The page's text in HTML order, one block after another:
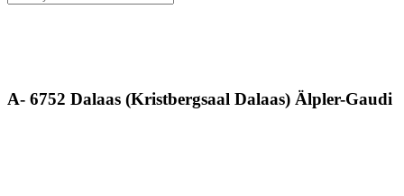
A- 6752 Dalaas (Kristbergsaal Dalaas) Älpler-Gaudi